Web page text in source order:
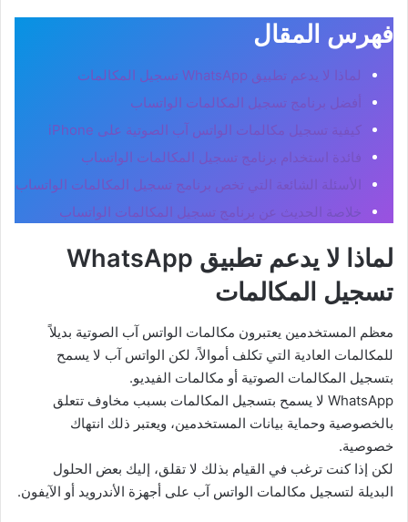
فهرس المقال
لماذا لا يدعم تطبيق WhatsApp تسجيل المكالمات
أفضل برنامج تسجيل المكالمات الواتساب
كيفية تسجيل مكالمات الواتس آب الصوتية على iPhone
فائدة استخدام برنامج تسجيل المكالمات الواتساب
الأسئلة الشائعة التي تخص برنامج تسجيل المكالمات الواتساب
خلاصة الحديث عن برنامج تسجيل المكالمات الواتساب
لماذا لا يدعم تطبيق WhatsApp
تسجيل المكالمات
معظم المستخدمين يعتبرون مكالمات الواتس آب الصوتية بديلاً
للمكالمات العادية التي تكلف أموالاً، لكن الواتس آب لا يسمح
بتسجيل المكالمات الصوتية أو مكالمات الفيديو.
WhatsApp لا يسمح بتسجيل المكالمات بسبب مخاوف تتعلق
بالخصوصية وحماية بيانات المستخدمين، ويعتبر ذلك انتهاك
خصوصية.
لكن إذا كنت ترغب في القيام بذلك لا تقلق، إليك بعض الحلول
البديلة لتسجيل مكالمات الواتس آب على أجهزة الأندرويد أو الآيفون.